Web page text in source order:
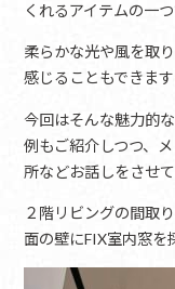
くれるアイテムの一
柔らかな光や風を取
感じることもできます
今回はそんな魅力的
例もご紹介しつつ、
所などお話しをさせて
２階リビングの間取
面の壁にFIX室内窓を